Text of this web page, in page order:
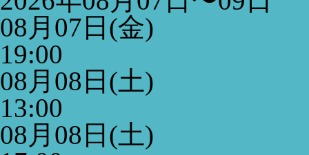
08月07日(金)
19:00
08月08日(土)
13:00
08月08日(土)